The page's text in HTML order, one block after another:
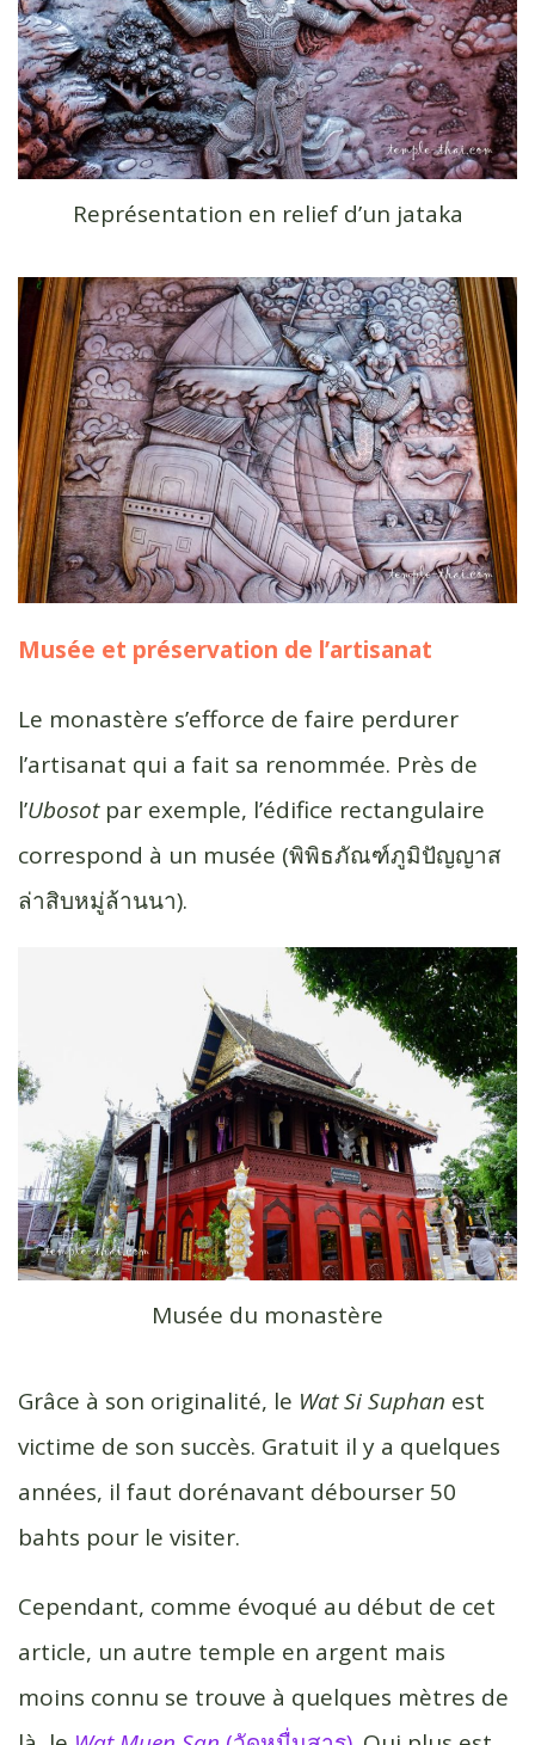
Représentation en relief d’un jataka
Musée et préservation de l’artisanat
Le monastère s’efforce de faire perdurer
l’artisanat qui a fait sa renommée. Près de
l’Ubosotpar exemple, l’édifice rectangulaire
correspond à un musée (พิพิธภัณฑ์ภูมิปัญญาส
ล่าสิบหมู่ล้านนา).
Musée du monastère
Grâce à son originalité, le Wat Si Suphan est
victime de son succès. Gratuit il y a quelques
années, il faut dorénavant débourser 50
bahts pour le visiter.
Cependant, comme évoqué au début de cet
article, un autre temple en argent mais
moins connu se trouve à quelques mètres de